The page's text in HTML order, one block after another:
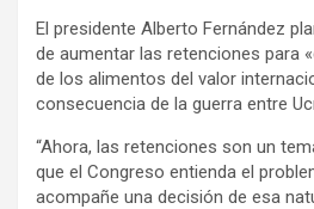
El presidente Alberto Fernández
de aumentar las retenciones para
de los alimentos del valor
consecuencia de la guerra entre
“Ahora, las retenciones son un
que el Congreso entienda el
acompañe una decisión de esa